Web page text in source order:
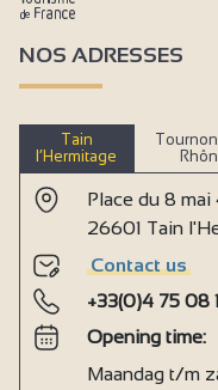
NOS ADRESSES
Tain
l’Hermitage
Place du 8
26601 Tain
Contact us
+33(0)4 75 08
Opening time:
Maandag t/m